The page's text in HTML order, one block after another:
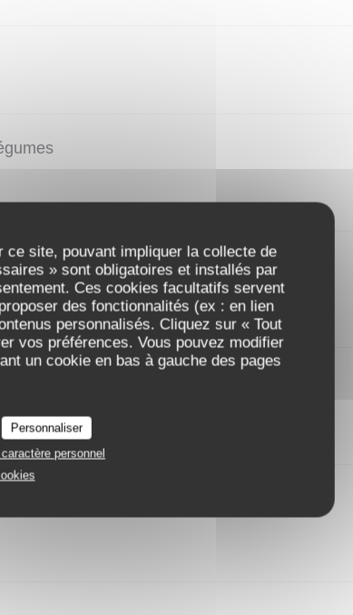
site, pouvant impliquer la collecte de
» sont obligatoires et installés par
Ces cookies facultatifs servent
des fonctionnalités (ex : en lien
personnalisés. Cliquez sur « Tout
vos préférences. Vous pouvez modifier
un cookie en bas à gauche des pages
Personnaliser
personnel